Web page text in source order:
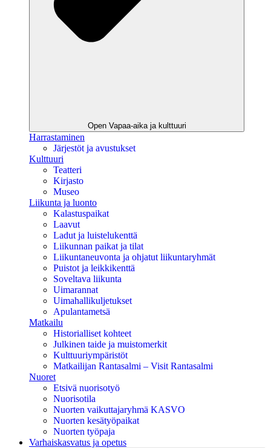
Open Vapaa-aika ja kulttuuri
Harrastaminen
Järjestöt ja avustukset
Kulttuuri
Teatteri
Kirjasto
Museo
Liikunta ja luonto
Kalastuspaikat
Laavut
Ladut ja luistelukenttä
Liikunnan paikat ja tilat
Liikuntaneuvonta ja ohjatut liikuntaryhmät
Puistot ja leikkikenttä
Soveltava liikunta
Uimarannat
Uimahallikuljetukset
Apulantametsä
Matkailu
Historialliset kohteet
Julkinen taide ja muistomerkit
Kulttuuriympäristöt
Matkailijan Rantasalmi – Visit Rantasalmi
Nuoret
Etsivä nuorisotyö
Nuorisotila
Nuorten vaikuttajaryhmä KASVO
Nuorten kesätyöpaikat
Nuorten työpaja
Varhaiskasvatus ja opetus